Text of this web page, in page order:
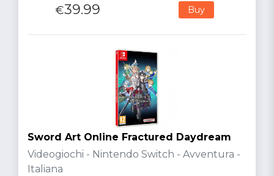
€39.99 Buy
Sword Art Online Fractured Daydream
Videogiochi - Nintendo Switch - Avventura -
Italiana